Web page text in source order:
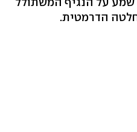
הדרמטית.